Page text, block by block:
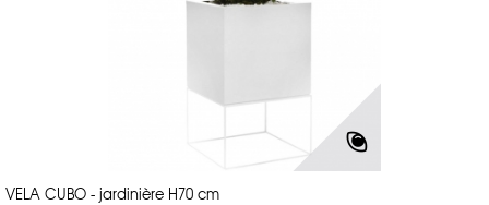
VELA CUBO - jardinière H70 cm